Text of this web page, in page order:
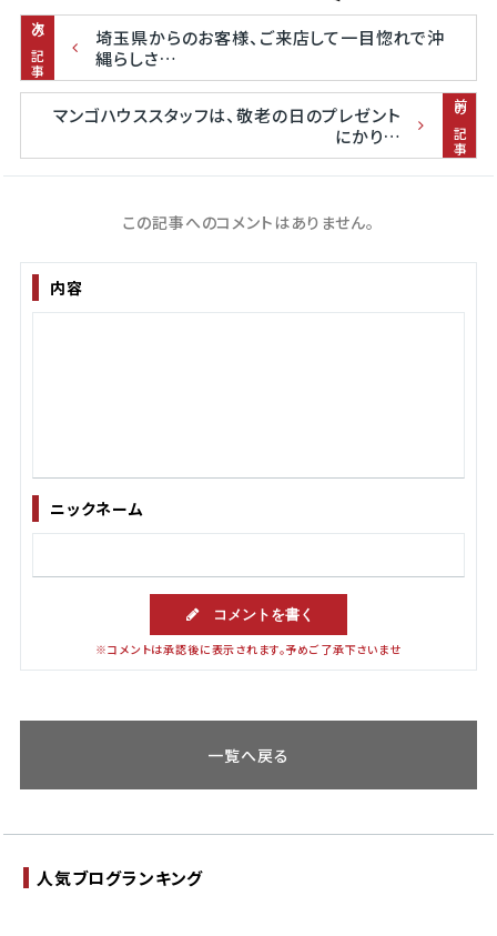
次の記事
埼玉県からのお客様、ご来店して一目惚れで沖
縄らしさ…
前の記事
マンゴハウススタッフは、敬老の日のプレゼント
にかり…
この記事へのコメントはありません。
ニックネーム
内容
コメントを書く
※コメントは承認後に表示されます。予めご了承下さいませ
一覧へ戻る
人気ブログランキング